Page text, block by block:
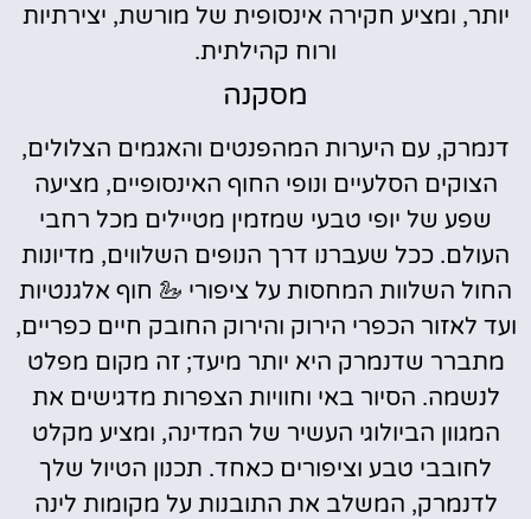
יותר, ומציע חקירה אינסופית של מורשת, יצירתיות
ורוח קהילתית.
מסקנה
דנמרק, עם היערות המהפנטים והאגמים הצלולים,
הצוקים הסלעיים ונופי החוף האינסופיים, מציעה
שפע של יופי טבעי שמזמין מטיילים מכל רחבי
העולם. ככל שעברנו דרך הנופים השלווים, מדיונות
החול השלוות המחסות על ציפורי 🦢 חוף אלגנטיות
ועד לאזור הכפרי הירוק והירוק החובק חיים כפריים,
מתברר שדנמרק היא יותר מיעד; זה מקום מפלט
לנשמה. הסיור באי וחוויות הצפרות מדגישים את
המגוון הביולוגי העשיר של המדינה, ומציע מקלט
לחובבי טבע וציפורים כאחד. תכנון הטיול שלך
לדנמרק, המשלב את התובנות על מקומות לינה